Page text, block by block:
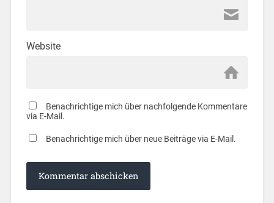
Website
Benachrichtige mich über nachfolgende Kommentare
via E-Mail.
Benachrichtige mich über neue Beiträge via E-Mail.